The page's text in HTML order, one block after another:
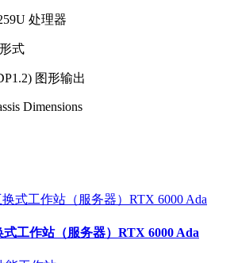
处理器
式
图形输出
Dimensions
工作站（服务器）RTX 6000 Ada